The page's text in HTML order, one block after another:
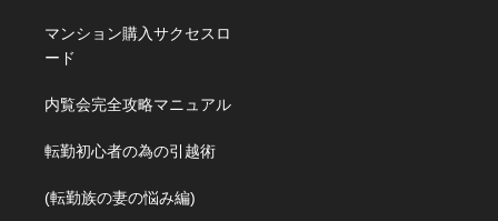
マンション購入サクセスロ
ード
内覧会完全攻略マニュアル
転勤初心者の為の引越術
(転勤族の妻の悩み編)